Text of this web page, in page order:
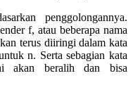
penggolongannya.
f, atau beberapa nama
terus diiringi dalam kata
n. Serta sebagian kata
akan beralih dan bisa